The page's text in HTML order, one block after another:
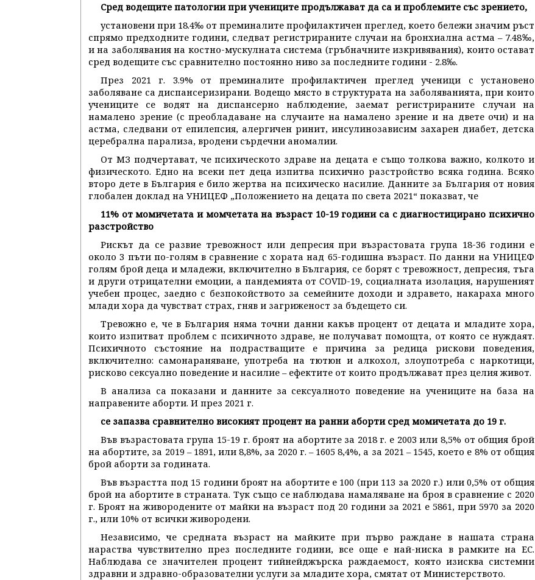
Сред водещите патологии при учениците продължават да са и проблемите със зрението,
установени при 18.4‰ от преминалите профилактичен преглед, което бележи значим ръст
спрямо предходните години, следват регистрираните случаи на бронхиална астма – 7.48‰,
и на заболявания на костно-мускулната система (гръбначните изкривявания), които остават
сред водещите със сравнително постоянно ниво за последните години - 2.8‰.
През 2021 г. 3.9% от преминалите профилактичен преглед ученици с установено
заболяване са диспансеризирани. Водещо място в структурата на заболяванията, при които
учениците се водят на диспансерно наблюдение, заемат регистрираните случаи на
намалено зрение (с преобладаване на случаите на намалено зрение и на двете очи) и на
астма, следвани от епилепсия, алергичен ринит, инсулинозависим захарен диабет, детска
церебрална парализа, вродени сърдечни аномалии.
От МЗ подчертават, че психическото здраве на децата е също толкова важно, колкото и
физическото. Едно на всеки пет деца изпитва психично разстройство всяка година. Всяко
второ дете в България е било жертва на психическо насилие. Данните за България от новия
глобален доклад на УНИЦЕФ „Положението на децата по света 2021“ показват, че
11% от момичетата и момчетата на възраст 10-19 години са с диагностицирано психично
разстройство
Рискът да се развие тревожност или депресия при възрастовата група 18-36 години е
около 3 пъти по-голям в сравнение с хората над 65-годишна възраст. По данни на УНИЦЕФ
голям брой деца и младежи, включително в България, се борят с тревожност, депресия, тъга
и други отрицателни емоции, а пандемията от COVID-19, социалната изолация, нарушеният
учебен процес, заедно с безпокойството за семейните доходи и здравето, накараха много
млади хора да чувстват страх, гняв и загриженост за бъдещето си.
Тревожно е, че в България няма точни данни какъв процент от децата и младите хора,
които изпитват проблем с психичното здраве, не получават помощта, от която се нуждаят.
Психичното състояние на подрастващите е причина за редица рискови поведения,
включително: самонараняване, употреба на тютюн и алкохол, злоупотреба с наркотици,
рисково сексуално поведение и насилие – ефектите от които продължават през целия живот.
В анализа са показани и данните за сексуалното поведение на учениците на база на
направените аборти. И през 2021 г.
се запазва сравнително високият процент на ранни аборти сред момичетата до 19 г.
Във възрастовата група 15-19 г. броят на абортите за 2018 г. е 2003 или 8,5% от общия брой
на абортите, за 2019 – 1891, или 8,8%, за 2020 г. – 1605 8,4%, а за 2021 – 1545, което е 8% от общия
брой аборти за годината.
Във възрастта под 15 години броят на абортите е 100 (при 113 за 2020 г.) или 0,5% от общия
брой на абортите в страната. Тук също се наблюдава намаляване на броя в сравнение с 2020
г. Броят на живородените от майки на възраст под 20 години за 2021 е 5861, при 5970 за 2020
г., или 10% от всички живородени.
Независимо, че средната възраст на майките при първо раждане в нашата страна
нараства чувствително през последните години, все още е най-ниска в рамките на ЕС.
Наблюдава се значителен процент тийнейджърска раждаемост, която изисква системни
здравни и здравно-образователни услуги за младите хора, смятат от Министерството.